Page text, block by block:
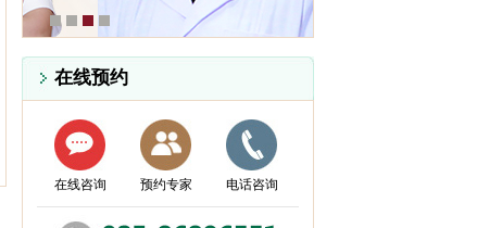
在线预约
在线咨询 预约专家 电话咨询